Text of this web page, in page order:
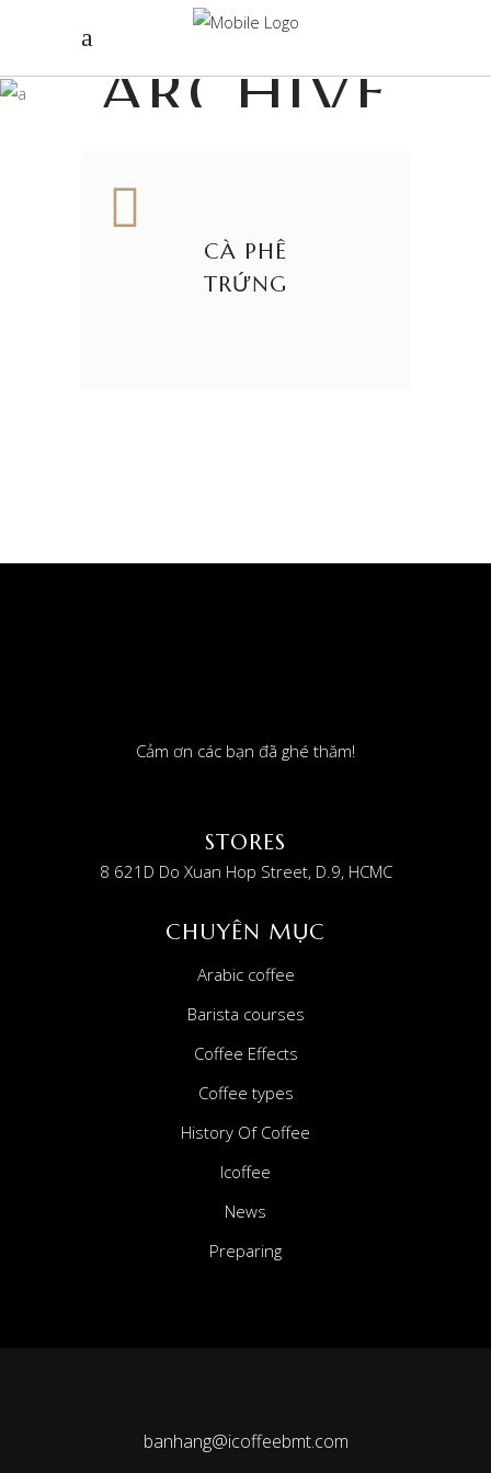
ARCHIVE
CÀ PHÊ
TRỨNG
Cảm ơn các bạn đã ghé thăm!
STORES
8 621D Do Xuan Hop Street, D.9, HCMC
CHUYÊN MỤC
Arabic coffee
Barista courses
Coffee Effects
Coffee types
History Of Coffee
Icoffee
News
Preparing
banhang@icoffeebmt.com